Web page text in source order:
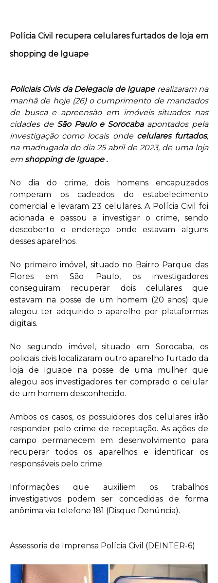
Polícia Civil recupera celulares furtados de loja em
shopping de Iguape
Policiais Civis da Delegacia de Iguaperealizaram na
manhã de hoje (26) o cumprimento de mandados
de busca e apreensão em imóveis situados nas
cidades deSão Paulo e Sorocabaapontados pela
investigação como locais onde celulares furtados,
na madrugada do dia 25 abril de 2023, de uma loja
em shopping de Iguape .
No dia do crime, dois homens encapuzados
romperam os cadeados do estabelecimento
comercial e levaram 23 celulares. A Polícia Civil foi
acionada e passou a investigar o crime, sendo
descoberto o endereço onde estavam alguns
desses aparelhos.
No primeiro imóvel, situado no Bairro Parque das
Flores em São Paulo, os investigadores
conseguiram recuperar dois celulares que
estavam na posse de um homem (20 anos) que
alegou ter adquirido o aparelho por plataformas
digitais.
No segundo imóvel, situado em Sorocaba, os
policiais civis localizaram outro aparelho furtado da
loja de Iguape na posse de uma mulher que
alegou aos investigadores ter comprado o celular
de um homem desconhecido.
Ambos os casos, os possuidores dos celulares irão
responder pelo crime de receptação. As ações de
campo permanecem em desenvolvimento para
recuperar todos os aparelhos e identificar os
responsáveis pelo crime.
Informações que auxiliem os trabalhos
investigativos podem ser concedidas de forma
anônima via telefone 181 (Disque Denúncia).
Assessoria de Imprensa Polícia Civil (DEINTER-6)